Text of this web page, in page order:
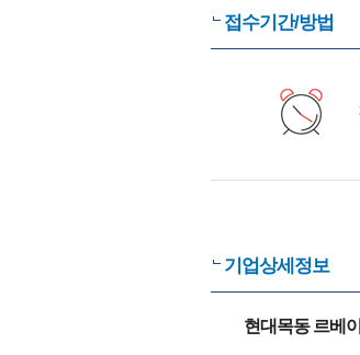
접수기간/방법
기업상세정보
현대목동 르베